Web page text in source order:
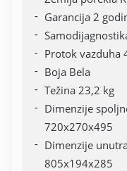
Garancija 2
Protok vazduha
Boja Bela
Težina 23,2 kg
Dimenzije
720x270x495
Dimenzije
805x194x285